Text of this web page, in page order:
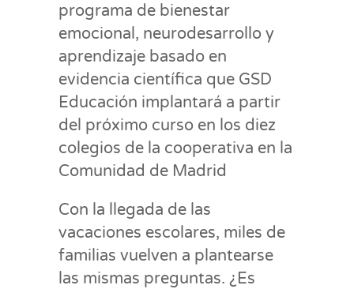
programa de bienestar
emocional, neurodesarrollo y
aprendizaje basado en
evidencia científica que GSD
Educación implantará a partir
del próximo curso en los diez
colegios de la cooperativa en la
Comunidad de Madrid
Con la llegada de las
vacaciones escolares, miles de
familias vuelven a plantearse
las mismas preguntas. ¿Es